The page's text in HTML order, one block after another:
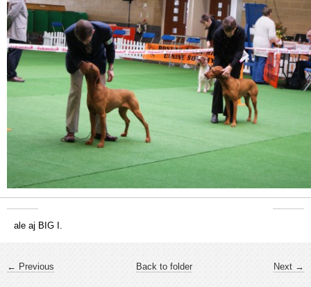
ale aj BIG I.
← Previous Next →
Back to folder